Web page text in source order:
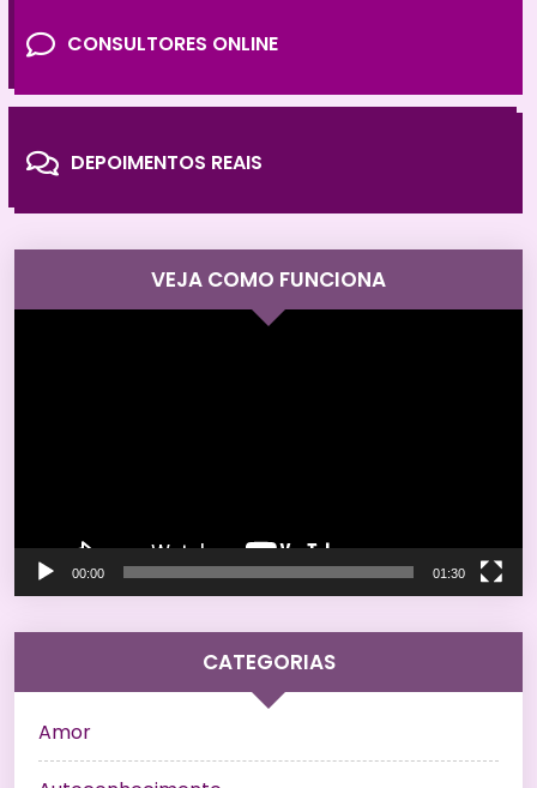
CONSULTORES ONLINE
DEPOIMENTOS REAIS
VEJA COMO FUNCIONA
00:00 01:30
CATEGORIAS
Amor